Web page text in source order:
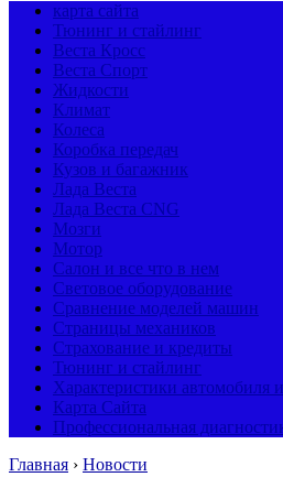
карта сайта
Тюнинг и стайлинг
Веста Кросс
Веста Спорт
Жидкости
Климат
Колеса
Коробка передач
Кузов и багажник
Лада Веста
Лада Веста CNG
Мозги
Мотор
Салон и все что в нем
Световое оборудование
Сравнение моделей машин
Страницы механиков
Страхование и кредиты
Тюнинг и стайлинг
Характеристики автомобиля
Карта Сайта
Профессиональная
Главная › Новости